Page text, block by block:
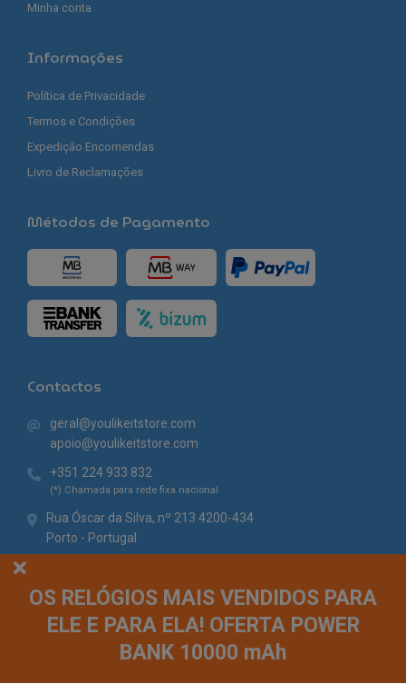
OS RELÓGIOS MAIS VENDIDOS PARA
ELE E PARA ELA! OFERTA POWER
BANK 10000 mAh
Minha conta
Informações
Política de Privacidade
Termos e Condições
Expedição Encomendas
Livro de Reclamações
Métodos de Pagamento
Contactos
geral@youlikeitstore.com
apoio@youlikeitstore.com
+351 224 933 832
(*) Chamada para rede fixa nacional
Rua Óscar da Silva, nº 213 4200-434
Porto - Portugal